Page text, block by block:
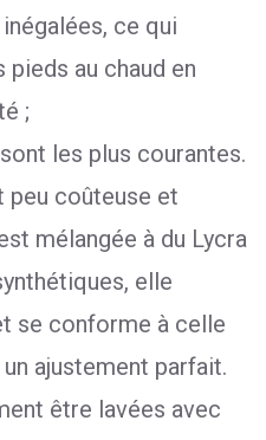
ce qui
au chaud en
;
les plus courantes.
peu coûteuse et
mélangée à du Lycra
elle
se conforme à celle
ajustement parfait.
être lavées avec